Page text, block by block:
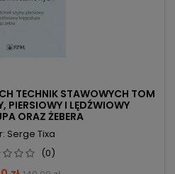
TECHNIK STAWOWYCH TOM
PIERSIOWY I LĘDŹWIOWY
ORAZ ŻEBERA
Serge Tixa
(0)